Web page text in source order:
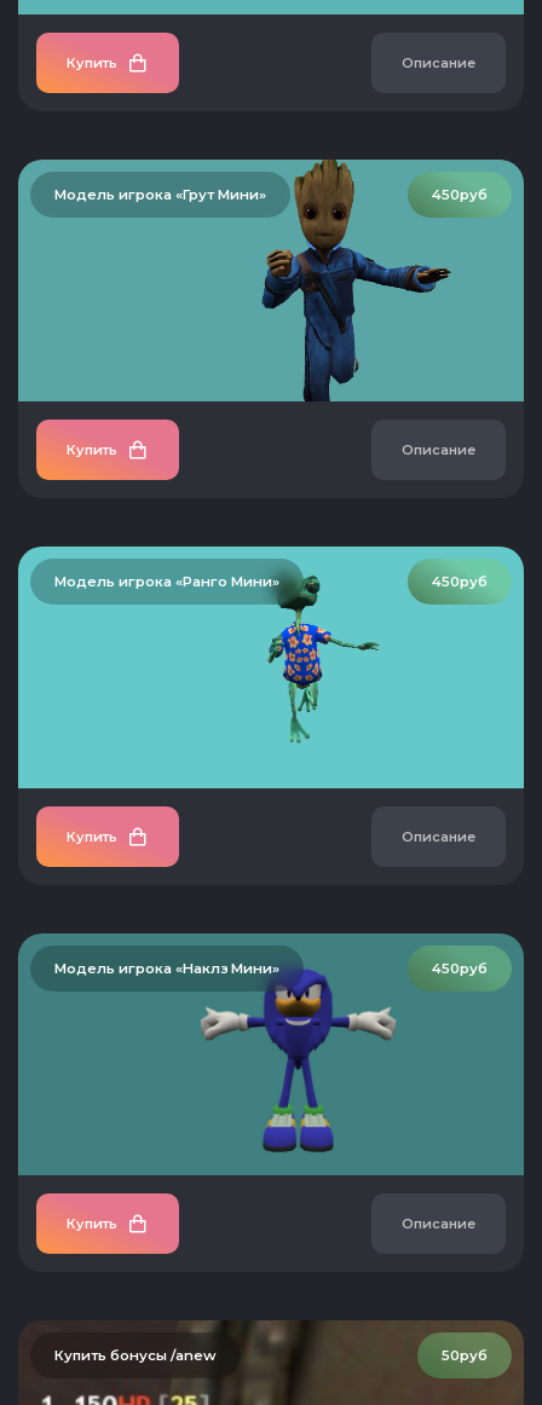
Купить Описание
450руб
Модель игрока «Грут Мини»
Купить Описание
450руб
Модель игрока «Ранго Мини»
Купить Описание
450руб
Модель игрока «Наклз Мини»
Купить Описание
50руб
Купить бонусы /anew